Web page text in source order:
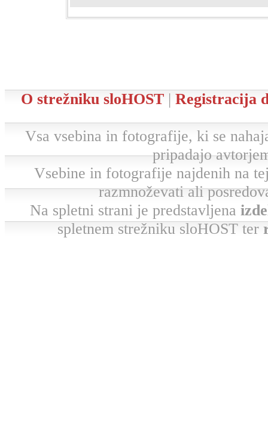
O strežniku sloHOST| Registracija
Vsa vsebina in fotografije, ki se
pripadajo
Vsebine in fotografije najdenih na
razmnoževati ali
Na spletni strani je predstavljena
spletnem strežniku sloHOST ter